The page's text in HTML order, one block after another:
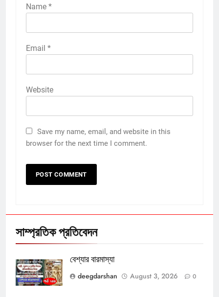
Name *
Email *
Website
Save my name, email, and website in this
browser for the next time I comment.
সাম্প্রতিক প্রতিবেদন
বেশ্যার বারমাস্যা
deegdarshan
August 3, 2026 0